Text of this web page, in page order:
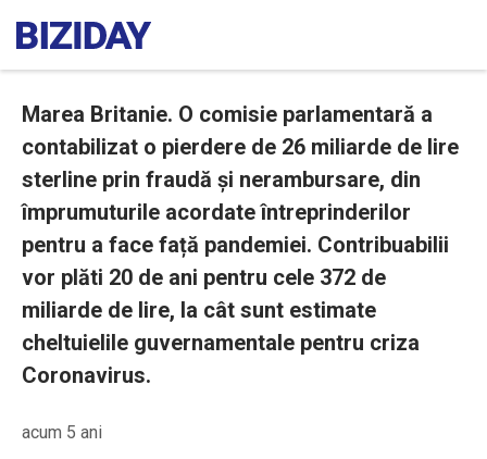
Marea Britanie. O comisie parlamentară a
contabilizat o pierdere de 26 miliarde de lire
sterline prin fraudă și nerambursare, din
împrumuturile acordate întreprinderilor
pentru a face față pandemiei. Contribuabilii
vor plăti 20 de ani pentru cele 372 de
miliarde de lire, la cât sunt estimate
cheltuielile guvernamentale pentru criza
Coronavirus.
acum 5 ani